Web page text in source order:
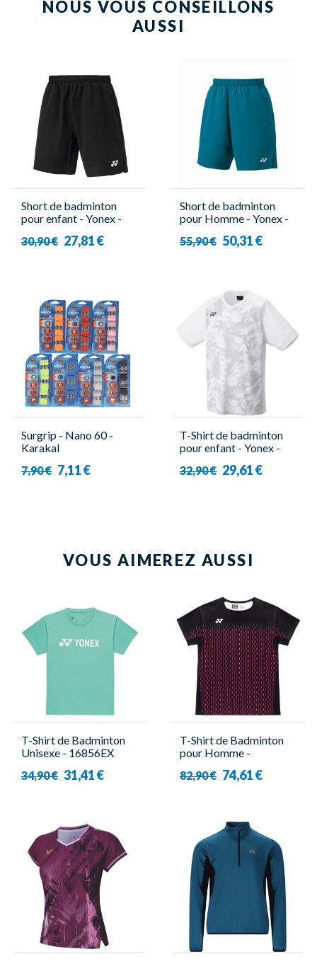
NOUS VOUS CONSEILLONS
AUSSI
Short de badminton
pour enfant - Yonex -
30,90 € 27,81 €
Short de badminton
pour Homme - Yonex -
55,90 € 50,31 €
Surgrip - Nano 60 -
Karakal
7,90 € 7,11 €
T-Shirt de badminton
pour enfant - Yonex -
32,90 € 29,61 €
VOUS AIMEREZ AUSSI
T-Shirt de Badminton
Unisexe - 16856EX
34,90 € 31,41 €
T-Shirt de Badminton
pour Homme -
Yonex
82,90 € 74,61 €